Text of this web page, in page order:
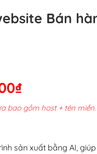
Bán
₫Giá
hiện
tại
99,000₫.
bao gồm host + tên
sản xuất bằng AI,